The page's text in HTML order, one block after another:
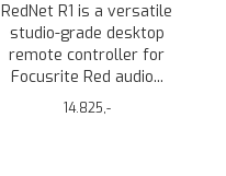
RedNet R1 is a versatile
studio-grade desktop
remote controller for
Focusrite Red audio...
14.825,-